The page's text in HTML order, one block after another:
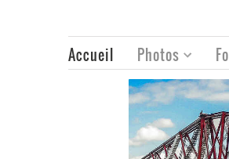
Accueil Photos